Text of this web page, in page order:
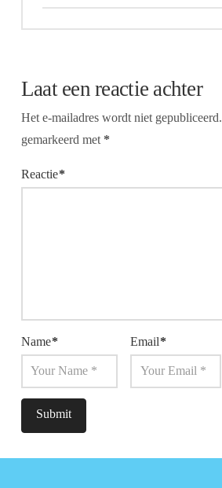
Laat een reactie achter
Het e-mailadres wordt niet gepubliceerd.
gemarkeerd met *
Reactie*
Name* Email*